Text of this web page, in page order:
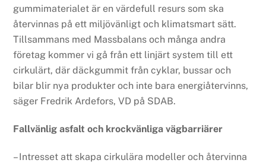
gummimaterialet är en värdefull resurs som ska
återvinnas på ett miljövänligt och klimatsmart sätt.
Tillsammans med Massbalans och många andra
företag kommer vi gå från ett linjärt system till ett
cirkulärt, där däckgummit från cyklar, bussar och
bilar blir nya produkter och inte bara energiåtervinns,
säger Fredrik Ardefors, VD på SDAB.
Fallvänlig asfalt och krockvänliga vägbarriärer
– Intresset att skapa cirkulära modeller och återvinna